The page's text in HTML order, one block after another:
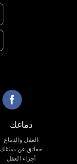
دماغك
العقل والدماغ
حقائق عن دماغك
أجزاء العقل